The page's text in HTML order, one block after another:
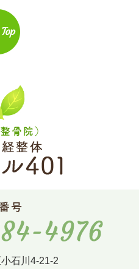
石川4-21-2